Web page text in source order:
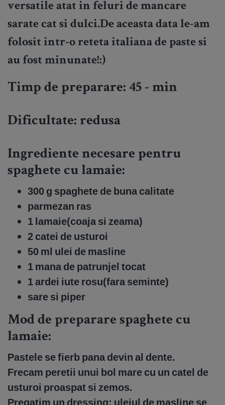
versatile atat in feluri de mancare
sarate cat si dulci.De aceasta data le-am
folosit intr-o reteta italiana de paste si
au fost minunate!:)
Timp de preparare: 45 - min
Dificultate: redusa
Ingrediente necesare pentru
spaghete cu lamaie:
300 g spaghete de buna calitate
parmezan ras
1 lamaie(coaja si zeama)
2 catei de usturoi
50 ml ulei de masline
1 mana de patrunjel tocat
1 ardei iute rosu(fara seminte)
sare si piper
Mod de preparare spaghete cu
lamaie:
Pastele se fierb pana devin al dente.
Frecam peretii unui bol mare cu un catel de
usturoi proaspat si zemos.
Pregatim un dressing: uleiul de masline se